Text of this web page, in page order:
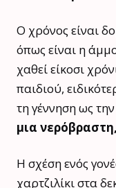
Ο χρόνος είναι
όπως είναι η
χαθεί είκοσι
παιδιού,
τη γέννηση ως
μια
Η σχέση ενός
χαρτζιλίκι στα